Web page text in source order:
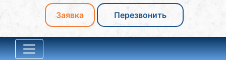
Заявка Перезвонить